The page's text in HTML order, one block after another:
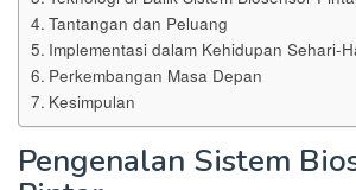
Tantangan dan Peluang
Implementasi dalam Kehidupan Sehari-
Perkembangan Masa Depan
Kesimpulan
Pengenalan Sistem